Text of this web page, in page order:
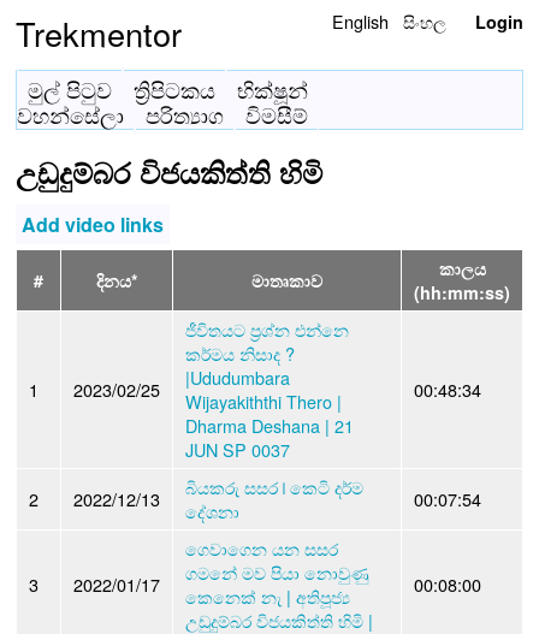
Trekmentor English සිංහල Login
මුල් පිටුව ත්‍රිපිටකය
භික්ෂූන්
වහන්සේලා
පරිත්‍යාග විමසීම්
උඩුදුම්බර විජයකිත්ති හිමි
Add video links
# දිනය* මාතෘකාව
කාලය
(hh:mm:ss)
1 2023/02/25
ජීවිතයට ප්‍රශ්න එන්නෙ
කර්මය නිසාද ?
|Ududumbara
Wijayakiththi Thero |
Dharma Deshana | 21
JUN SP 0037
00:48:34
2 2022/12/13
බියකරු සසර ❘ කෙටි දර්ම
දේශනා
00:07:54
3 2022/01/17
ගෙවාගෙන යන සසර
ගමනේ මව පියා නොවුණු
කෙනෙක් නැ | අතිපූජ්‍ය
උඩුදුම්බර විජයකිත්ති හිමි |
00:08:00